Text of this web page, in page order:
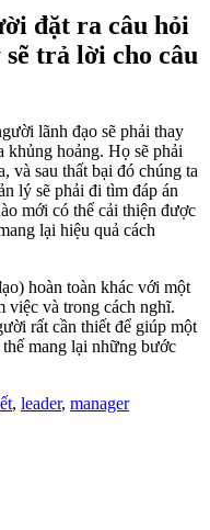
đặt ra câu hỏi
trả lời cho câu
lãnh đạo sẽ phải thay
khủng hoảng. Họ sẽ phải
và sau thất bại đó chúng ta
lý sẽ phải đi tìm đáp án
mới có thể cải thiện được
lại hiệu quả cách
hoàn toàn khác với một
việc và trong cách nghĩ.
rất cần thiết để giúp một
mang lại những bước
, leader, manager